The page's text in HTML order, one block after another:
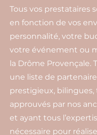
Tous vos prestataires
en fonction de vos
personnalité, votre
votre événement ou
la Drôme Provençale.
une liste de
prestigieux, bilingues,
approuvés par nos
et ayant tous
nécessaire pour